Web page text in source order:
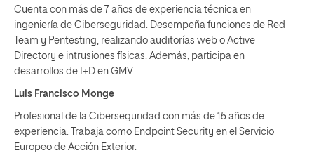
Cuenta con más de 7 años de experiencia técnica en
ingeniería de Ciberseguridad. Desempeña funciones de Red
Team y Pentesting, realizando auditorías web o Active
Directory e intrusiones físicas. Además, participa en
desarrollos de I+D en GMV.
Luis Francisco Monge
Profesional de la Ciberseguridad con más de 15 años de
experiencia. Trabaja como Endpoint Security en el Servicio
Europeo de Acción Exterior.